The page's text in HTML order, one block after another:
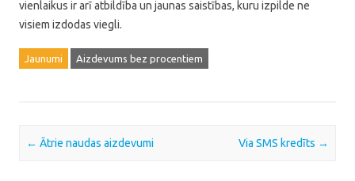
vienlaikus ir arī atbildība un jaunas saistības, kuru izpilde ne
visiem izdodas viegli.
Jaunumi Aizdevums bez procentiem
Post navigation
← Ātrie naudas aizdevumi Via SMS kredīts →